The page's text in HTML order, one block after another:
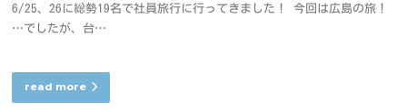
6/25、26に総勢19名で社員旅行に行ってきました！ 今回は広島の旅！
…でしたが、台…
read more